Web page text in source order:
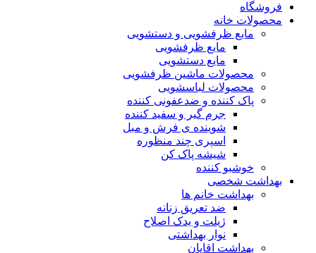
فروشگاه
محصولات خانه
مایع ظرفشویی و دستشویی
مایع ظرفشویی
مایع دستشویی
محصولات ماشین ظرفشویی
محصولات لباسشویی
پاک کننده و ضدعفونی کننده
جرم گیر و سفید کننده
شوینده ی فرش و مبل
اسپری چند منظوره
شیشه پاک کن
خوشبو کننده
بهداشت شخصی
بهداشت خانم ها
ضد تعریق زنانه
ژیلت و یدک اصلاح
نوار بهداشتی
بهداشت اقایان